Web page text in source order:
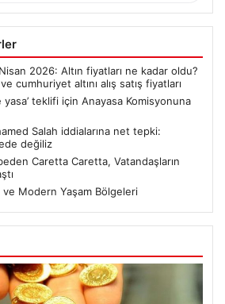
2026: Altın fiyatları ne kadar oldu?
cumhuriyet altını alış satış fiyatları
yasa’ teklifi için Anayasa Komisyonuna
Salah iddialarına net tepki:
değiliz
Caretta Caretta, Vatandaşların
ve Modern Yaşam Bölgeleri